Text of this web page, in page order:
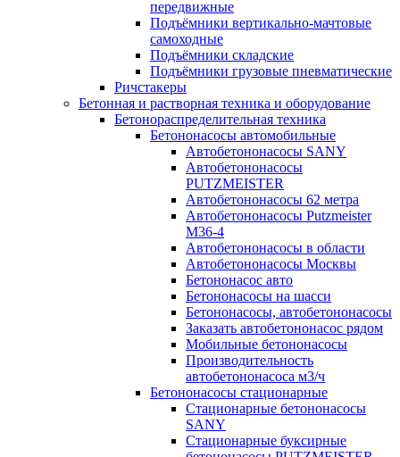
передвижные
Подъёмники вертикально-мачтовые
самоходные
Подъёмники складские
Подъёмники грузовые пневматические
Ричстакеры
Бетонная и растворная техника и оборудование
Бетонораспределительная техника
Бетононасосы автомобильные
Автобетононасосы SANY
Автобетононасосы
PUTZMEISTER
Автобетононасосы 62 метра
Автобетононасосы Putzmeister
M36-4
Автобетононасосы в области
Автобетононасосы Москвы
Бетононасос авто
Бетононасосы на шасси
Бетононасосы, автобетононасосы
Заказать автобетононасос рядом
Мобильные бетононасосы
Производительность
автобетононасоса м3/ч
Бетононасосы стационарные
Стационарные бетононасосы
SANY
Стационарные буксирные